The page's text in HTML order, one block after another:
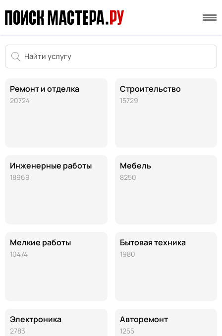
Ремонт и отделка
20724
Инженерные работы
18969
Мелкие работы
10474
Электроника
2783
Строительство
15729
Мебель
8250
Бытовая техника
1980
Авторемонт
1255